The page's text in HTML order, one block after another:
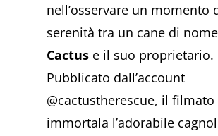
nell’osservare un momento
serenità tra un cane di nome
Cactus e il suo proprietario.
Pubblicato dall’account
@cactustherescue, il filmato
immortala l’adorabile